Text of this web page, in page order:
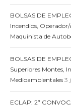
BOLSAS DE
Incendios,
Maquinista de
BOLSAS DE
Superiores Montes,
Medioambientales 3
ECLAP: 2ª